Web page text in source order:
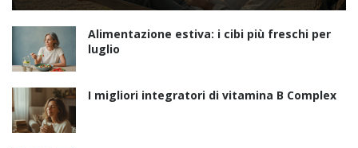
Alimentazione estiva: i cibi più freschi per
luglio
I migliori integratori di vitamina B Complex